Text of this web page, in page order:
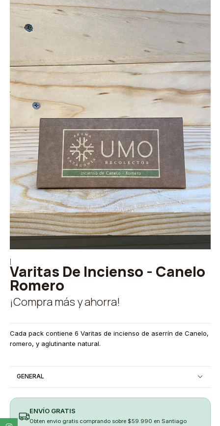
Varitas De Incienso - Canelo
Romero
¡Compra más y ahorra!
Cada pack contiene 6 Varitas de incienso de aserrín de Canelo,
romero, y aglutinante natural.
GENERAL
ENVÍO GRATIS
Obten envio gratis comprando sobre $59.990 en Santiago